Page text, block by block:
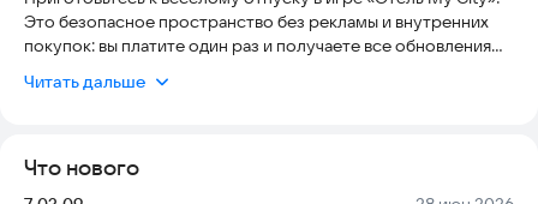
Это безопасное пространство без рекламы и внутренних
покупок: вы платите один раз и получаете все обновления
работает на планшетах и телефонах, а также поддерживает
понять, почему гостям так не хочется уезжать! Посетите
Читать дальше
Что нового